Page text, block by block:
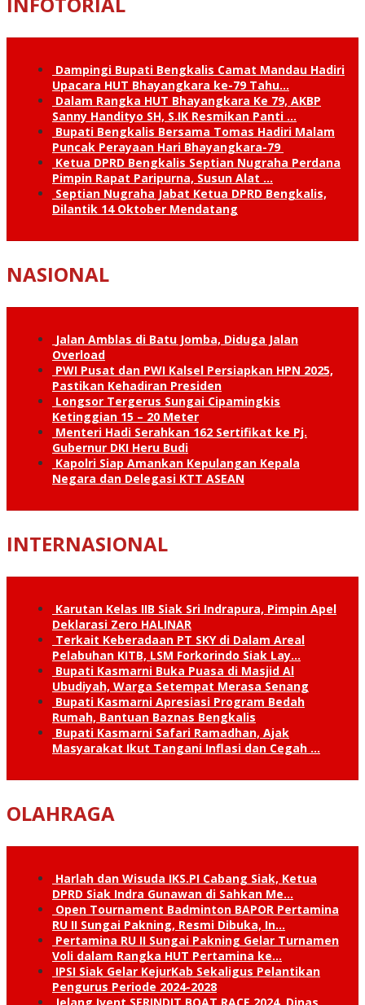
Dampingi Bupati Bengkalis Camat Mandau Hadiri
Upacara HUT Bhayangkara ke-79 Tahu…
Dalam Rangka HUT Bhayangkara Ke 79, AKBP
Sanny Handityo SH, S.IK Resmikan Panti …
Bupati Bengkalis Bersama Tomas Hadiri Malam
Puncak Perayaan Hari Bhayangkara-79
Ketua DPRD Bengkalis Septian Nugraha Perdana
Pimpin Rapat Paripurna, Susun Alat …
Septian Nugraha Jabat Ketua DPRD Bengkalis,
Dilantik 14 Oktober Mendatang
NASIONAL
Jalan Amblas di Batu Jomba, Diduga Jalan
Overload
PWI Pusat dan PWI Kalsel Persiapkan HPN 2025,
Pastikan Kehadiran Presiden
Longsor Tergerus Sungai Cipamingkis
Ketinggian 15 – 20 Meter
Menteri Hadi Serahkan 162 Sertifikat ke Pj.
Gubernur DKI Heru Budi
Kapolri Siap Amankan Kepulangan Kepala
Negara dan Delegasi KTT ASEAN
INTERNASIONAL
Karutan Kelas IIB Siak Sri Indrapura, Pimpin Apel
Deklarasi Zero HALINAR
Terkait Keberadaan PT SKY di Dalam Areal
Pelabuhan KITB, LSM Forkorindo Siak Lay…
Bupati Kasmarni Buka Puasa di Masjid Al
Ubudiyah, Warga Setempat Merasa Senang
Bupati Kasmarni Apresiasi Program Bedah
Rumah, Bantuan Baznas Bengkalis
Bupati Kasmarni Safari Ramadhan, Ajak
Masyarakat Ikut Tangani Inflasi dan Cegah …
OLAHRAGA
Harlah dan Wisuda IKS.PI Cabang Siak, Ketua
DPRD Siak Indra Gunawan di Sahkan Me…
Open Tournament Badminton BAPOR Pertamina
RU II Sungai Pakning, Resmi Dibuka, In…
Pertamina RU II Sungai Pakning Gelar Turnamen
Voli dalam Rangka HUT Pertamina ke…
IPSI Siak Gelar KejurKab Sekaligus Pelantikan
Pengurus Periode 2024-2028